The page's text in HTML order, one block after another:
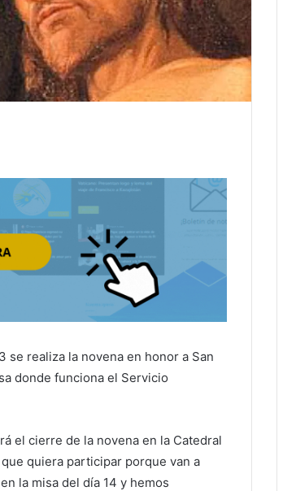
se realiza la novena en honor a San
donde funciona el Servicio
el cierre de la novena en la Catedral
quiera participar porque van a
la misa del día 14 y hemos